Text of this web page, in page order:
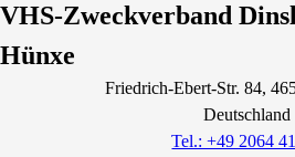
VHS-Zweckverband
Hünxe
Friedrich-Ebert-Str. 84,
Deutschland
Tel.: +49 2064